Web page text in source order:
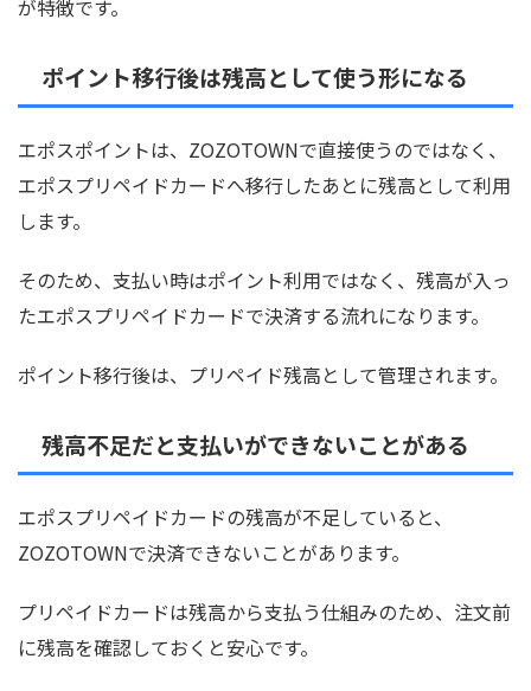
が特徴です。
ポイント移行後は残高として使う形になる
エポスポイントは、ZOZOTOWNで直接使うのではなく、
エポスプリペイドカードへ移行したあとに残高として利用
します。
そのため、支払い時はポイント利用ではなく、残高が入っ
たエポスプリペイドカードで決済する流れになります。
ポイント移行後は、プリペイド残高として管理されます。
残高不足だと支払いができないことがある
エポスプリペイドカードの残高が不足していると、
ZOZOTOWNで決済できないことがあります。
プリペイドカードは残高から支払う仕組みのため、注文前
に残高を確認しておくと安心です。